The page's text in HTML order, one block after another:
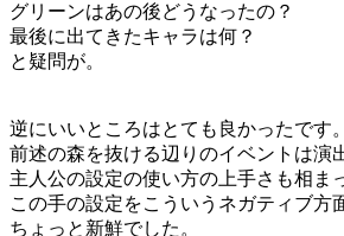
グリーンはあの後どうなったの？
最後に出てきたキャラは何？
と疑問が。
逆にいいところはとても良かったです。
前述の森を抜ける辺りのイベントは演
主人公の設定の使い方の上手さも相ま
この手の設定をこういうネガティブ方
ちょっと新鮮でした。